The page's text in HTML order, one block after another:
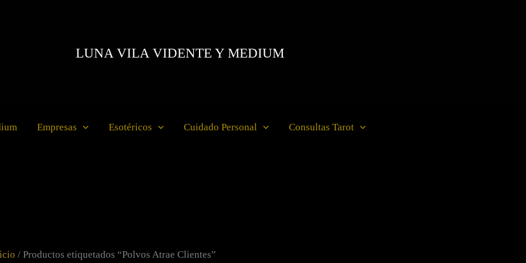
LUNA VILA VIDENTE Y MEDIUM
Empresas Esotéricos Cuidado Personal Consultas Tarot
/ Productos etiquetados “Polvos Atrae Clientes”